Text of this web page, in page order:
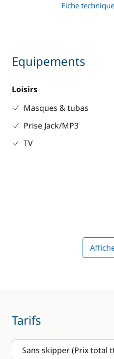
Fiche
Equipements
Loisirs
Masques & tubas
Prise Jack/MP3
TV
Lecteur de cartes
Pilote automatique
Tarifs